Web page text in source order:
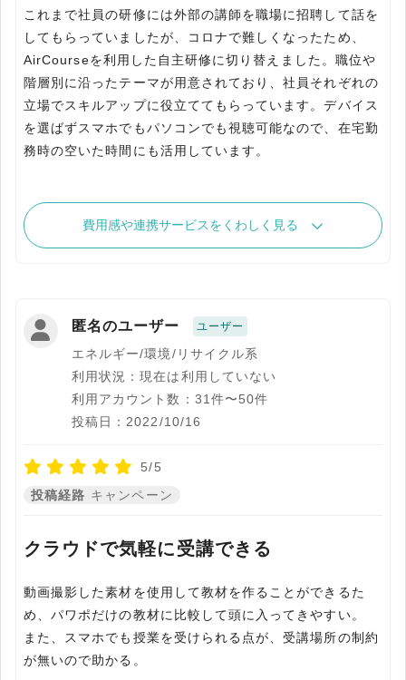
これまで社員の研修には外部の講師を職場に招聘して話を
してもらっていましたが、コロナで難しくなったため、
AirCourseを利用した自主研修に切り替えました。職位や
階層別に沿ったテーマが用意されており、社員それぞれの
立場でスキルアップに役立ててもらっています。デバイス
を選ばずスマホでもパソコンでも視聴可能なので、在宅勤
務時の空いた時間にも活用しています。
費用感や連携サービスをくわしく見る
匿名のユーザー ユーザー
エネルギー/環境/リサイクル系
利用状況：現在は利用していない
利用アカウント数：31件〜50件
投稿日：2022/10/16
5/5
投稿経路 キャンペーン
クラウドで気軽に受講できる
動画撮影した素材を使用して教材を作ることができるた
め、パワポだけの教材に比較して頭に入ってきやすい。
また、スマホでも授業を受けられる点が、受講場所の制約
が無いので助かる。